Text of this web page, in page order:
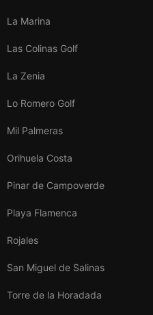
La Marina
Las Colinas Golf
La Zenia
Lo Romero Golf
Mil Palmeras
Orihuela Costa
Pinar de Campoverde
Playa Flamenca
Rojales
San Miguel de Salinas
Torre de la Horadada